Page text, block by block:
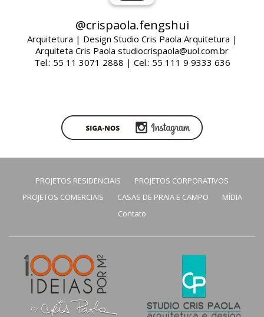
@crispaola.fengshui
Arquitetura | Design Studio Cris Paola Arquitetura |
Arquiteta Cris Paola studiocrispaola@uol.com.br
Tel.: 55 11 3071 2888 | Cel.: 55 111 9 9333 636
PROJETOS RESIDENCIAIS
PROJETOS CORPORATIVOS
PROJETOS COMERCIAIS
CASAS DE PRAIA E CAMPO
MÍDIA
Contato